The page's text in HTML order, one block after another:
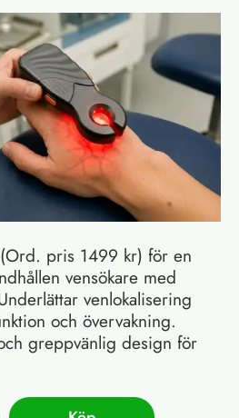
pris 1499 kr) för en
vensökare med
venlokalisering
och övervakning.
greppvänlig design för